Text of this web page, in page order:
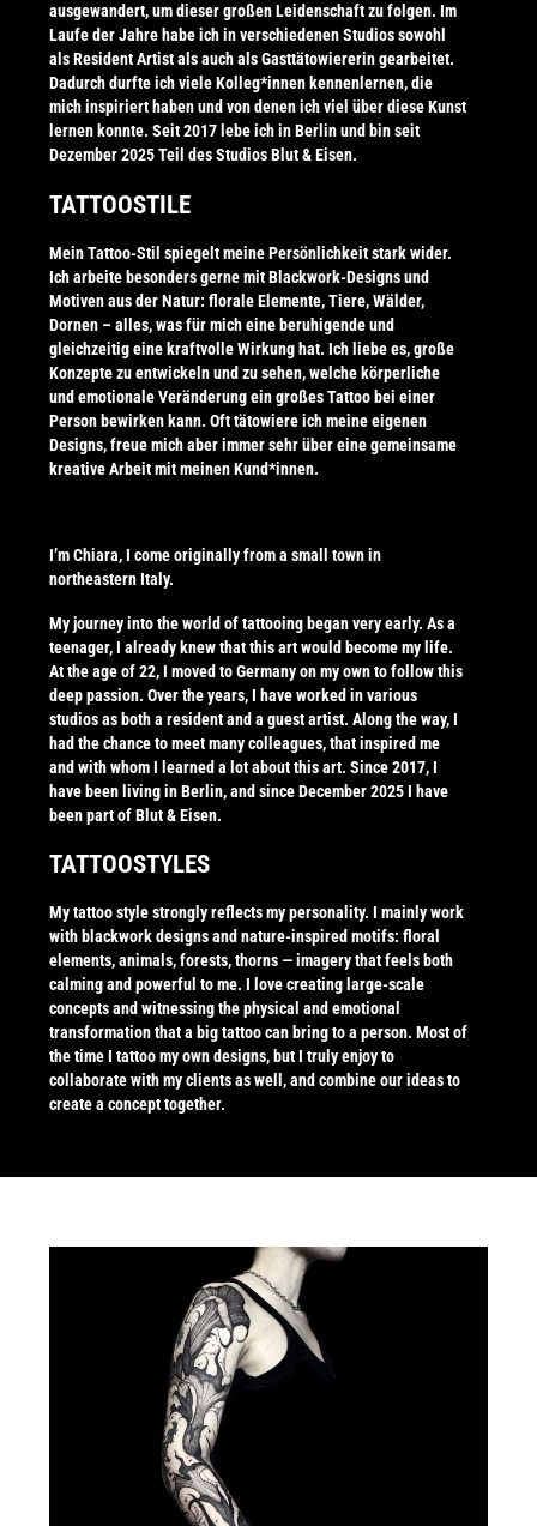
ausgewandert, um dieser großen Leidenschaft zu folgen. Im
Laufe der Jahre habe ich in verschiedenen Studios sowohl
als Resident Artist als auch als Gasttätowiererin gearbeitet.
Dadurch durfte ich viele Kolleg*innen kennenlernen, die
mich inspiriert haben und von denen ich viel über diese Kunst
lernen konnte. Seit 2017 lebe ich in Berlin und bin seit
Dezember 2025 Teil des Studios Blut & Eisen.
TATTOOSTILE
Mein Tattoo-Stil spiegelt meine Persönlichkeit stark wider.
Ich arbeite besonders gerne mit Blackwork-Designs und
Motiven aus der Natur: florale Elemente, Tiere, Wälder,
Dornen – alles, was für mich eine beruhigende und
gleichzeitig eine kraftvolle Wirkung hat. Ich liebe es, große
Konzepte zu entwickeln und zu sehen, welche körperliche
und emotionale Veränderung ein großes Tattoo bei einer
Person bewirken kann. Oft tätowiere ich meine eigenen
Designs, freue mich aber immer sehr über eine gemeinsame
kreative Arbeit mit meinen Kund*innen.
I’m Chiara, I come originally from a small town in
northeastern Italy.
My journey into the world of tattooing began very early. As a
teenager, I already knew that this art would become my life.
At the age of 22, I moved to Germany on my own to follow this
deep passion. Over the years, I have worked in various
studios as both a resident and a guest artist. Along the way, I
had the chance to meet many colleagues, that inspired me
and with whom I learned a lot about this art. Since 2017, I
have been living in Berlin, and since December 2025 I have
been part of Blut & Eisen.
TATTOOSTYLES
My tattoo style strongly reflects my personality. I mainly work
with blackwork designs and nature-inspired motifs: floral
elements, animals, forests, thorns — imagery that feels both
calming and powerful to me. I love creating large-scale
concepts and witnessing the physical and emotional
transformation that a big tattoo can bring to a person. Most of
the time I tattoo my own designs, but I truly enjoy to
collaborate with my clients as well, and combine our ideas to
create a concept together.